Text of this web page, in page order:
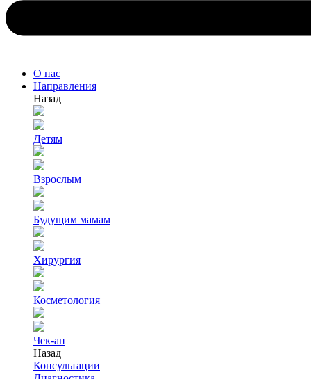
О нас
Направления
Назад
Детям
Взрослым
Будущим мамам
Хирургия
Косметология
Чек-ап
Назад
Консультации